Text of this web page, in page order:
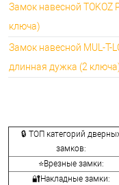
Замок навесной TOKOZ
ключа)
Замок навесной MUL-T-
длинная дужка (2
🔒 ТОП категорий
замков:
⭐Врезные замки:
🔐Накладные замки: